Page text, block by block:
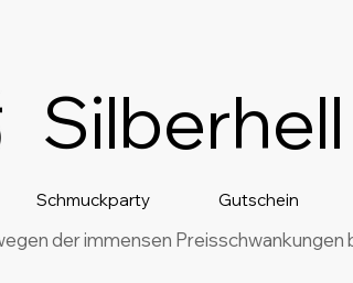
Schmuckparty Gutschein
der immensen Preisschwankungen
Silberhell